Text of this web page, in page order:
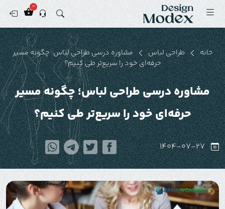
0
خانه طراحی لباس
مشاوره درسی طراحی لباس؛ چگونه مسیر
حرفه‌ای خود را سریع‌تر طی کنیم؟
مشاوره درسی طراحی لباس؛ چگونه مسیر
حرفه‌ای خود را سریع‌تر طی کنیم؟
1404-07-27